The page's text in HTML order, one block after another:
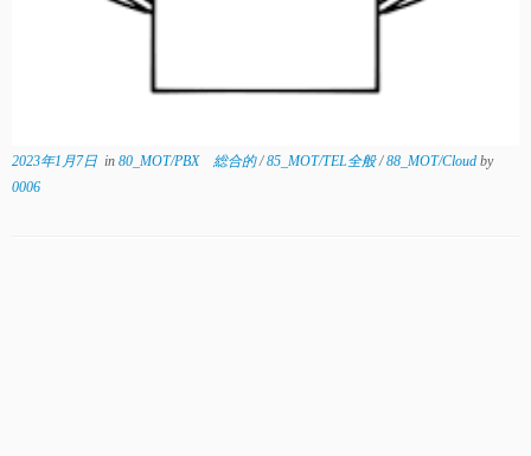
2023年1月7日 in 80_MOT/PBX 総合的/85_MOT/TEL全般/88_MOT/Cloud by
0006